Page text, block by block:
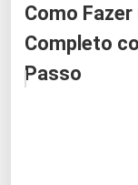
Como
Completo
Passo